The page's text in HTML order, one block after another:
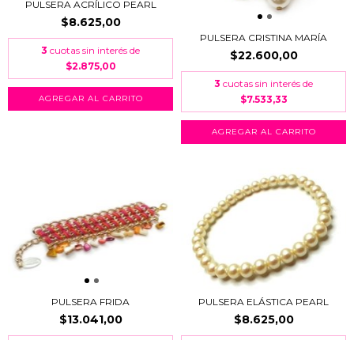
PULSERA ACRÍLICO PEARL
$8.625,00
3 cuotas sin interés de
$2.875,00
PULSERA CRISTINA MARÍA
$22.600,00
3 cuotas sin interés de
$7.533,33
AGREGAR AL CARRITO
PULSERA FRIDA
$13.041,00
PULSERA ELÁSTICA PEARL
$8.625,00